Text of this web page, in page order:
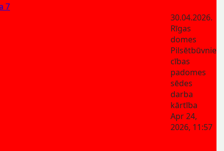
7
30.04.2026.
Rīgas
domes
Pilsētbūvnie
cības
padomes
sēdes
darba
kārtība
Apr 24,
2026, 11:57